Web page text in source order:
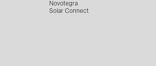
Novotegra
Solar Connect